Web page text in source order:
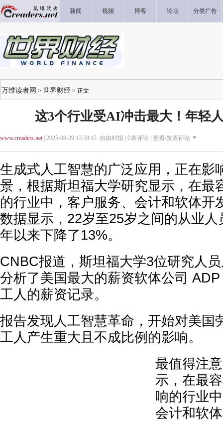
新闻 视频 博客 论坛 分类广告
万维读者网 > 世界财经 > 正文
这3个行业受AI冲击最大！年轻
www.creaders.net| 2025-08-29 13:59:15 自由时报 | 0条评论 | 查看/发表评论
生成式人工智慧的广泛应用，正在影
景，根据斯坦福大学研究显示，在最
的行业中，客户服务、会计和软体开
数据显示，22岁至25岁之间的从业
年以来下降了13%。
CNBC报道，斯坦福大学3位研究人
分析了美国最大的薪资软体公司
工人的薪资记录。
报告发现人工智慧革命，开始对美国
工人产生重大且不成比例的影响。
最值得注
示，在最
响的行业
会计和软